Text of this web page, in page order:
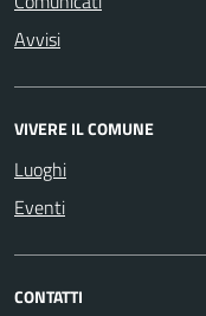
Avvisi
VIVERE IL COMUNE
Luoghi
Eventi
CONTATTI